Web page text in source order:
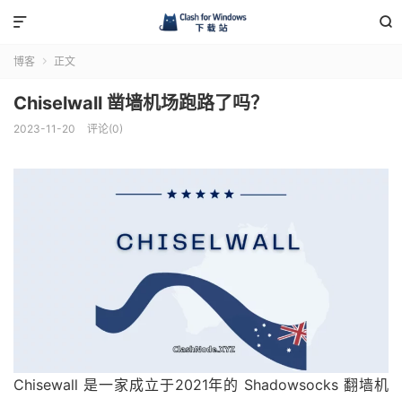


博客  正文
Chiselwall 凿墙机场跑路了吗？
2023-11-20 评论(0)
Chisewall 是一家成立于2021年的 Shadowsocks 翻墙机